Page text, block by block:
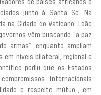
junto à Santa Sé. Na
na Cidade do Vaticano, Leão
vêm buscando “a paz
armas”, enquanto ampliam
em níveis bilateral, regional e
pediu que os Estados
internacionais
e respeito mútuo”, em